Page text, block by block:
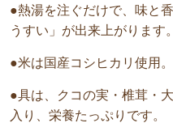
●熱湯を注ぐだけで、味と
うすい」が出来上がります。
●米は国産コシヒカリ使用。
●具は、クコの実・椎茸・
入り、栄養たっぷりです。